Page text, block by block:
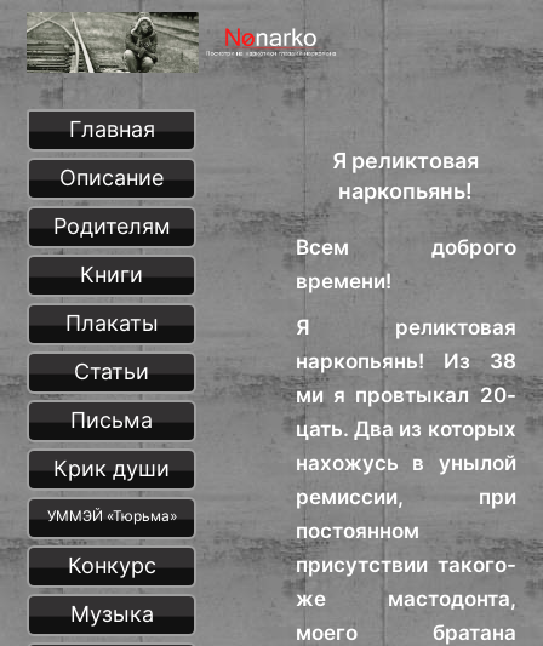
Я реликтовая
наркопьянь!
Всем доброго
времени!
Я реликтовая
наркопьянь! Из 38
ми я провтыкал 20-
цать. Два из которых
нахожусь в унылой
ремиссии, при
постоянном
присутствии такого-
же мастодонта,
моего братана
Главная
Описание
Родителям
Книги
Плакаты
Статьи
Письма
Крик души
УММЭЙ «Тюрьма»
Конкурс
Музыка